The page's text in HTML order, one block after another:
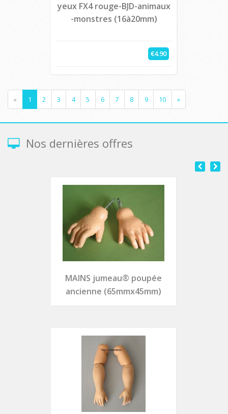
yeux FX4 rouge-BJD-animaux
-monstres (16à20mm)
€4.90
« 1 2 3 4 5 6 7 8 9 10 »
Nos dernières offres
MAINS jumeau® poupée
ancienne (65mmx45mm)